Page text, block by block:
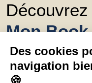
Découvrez
Mon Book
un
conseils